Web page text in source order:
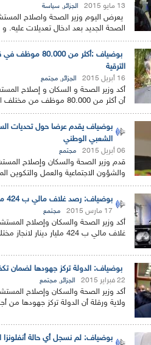
13 مايو 2015 الجزائر, سياسة
يعرض اليوم وزير الصحة واصلاح
الصحة الجديد بعد ادخال تعديلات
بوضياف :أكثر
الترقية
16 أبريل 2015 الجزائر, مجتمع
أكد وزير الصحة و السكان و إصلاح
أن أكثر من 80.000 موظف من مختلف الأسلاك التابعة لقطاع الصحة...
بوضياف يقدم عرضا حول تحديات
الشعبي الوطني
06 أبريل 2015 مجتمع
قدم وزير الصحة والسكان وإصلاح
والشؤون الاجتماعية والعمل والتكوين
بوضياف: رصد غلاف مالي ب 424 مليار دينار لتطوير قطاع الصحة
17 مارس 2015 مجتمع
أكد وزير الصحة والسكان وإصلاح
غلاف مالي ب 424 مليار دينار لانجاز مختلف برامج تطوير قطاع الصحة....
بوضياف: الدولة تركز جهودها لضمان
22 فبراير 2015 الجزائر, مجتمع
أكد وزير الصحة والسكان وإصلاح
ولاية ورقلة أن الدولة تركز جهودها
بوضياف: لم نسجل أي حالة أنفلونزا